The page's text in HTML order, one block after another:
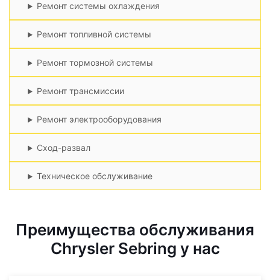
Ремонт системы охлаждения
Ремонт топливной системы
Ремонт тормозной системы
Ремонт трансмиссии
Ремонт электрооборудования
Сход-развал
Техническое обслуживание
Преимущества обслуживания
Chrysler Sebring у нас